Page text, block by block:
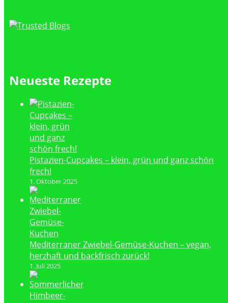
Neueste Rezepte
Pistazien-Cupcakes – klein, grün und ganz schön
frech!
1. Oktober 2025
Mediterraner Zwiebel-Gemüse-Kuchen – vegan,
herzhaft und backfrisch zurück!
1. Juli 2025